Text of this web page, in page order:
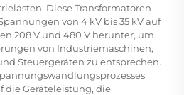
Diese Transformatoren
von 4 kV bis 35 kV auf
208 V und 480 V herunter, um
von Industriemaschinen,
Steuergeräten zu entsprechen.
Geräteleistung, die